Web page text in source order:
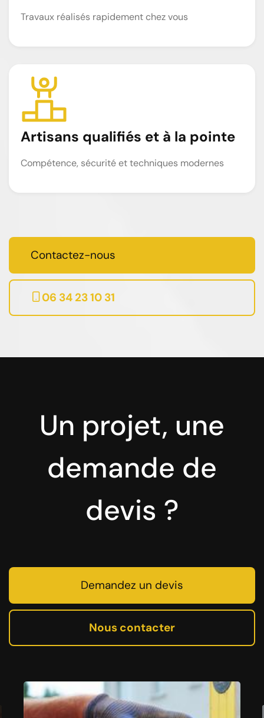
Travaux réalisés rapidement chez vous
Artisans qualifiés et à la pointe
Compétence, sécurité et techniques modernes
Contactez-nous
06 34 23 10 31
Un projet, une
demande de
devis ?
Demandez un devis
Nous contacter